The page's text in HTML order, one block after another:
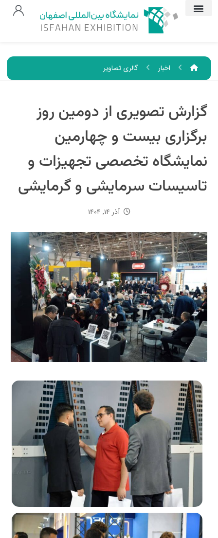
اخبار گالری تصاویر
گزارش تصویری از دومین روز
برگزاری بیست و چهارمین
نمایشگاه تخصصی تجهیزات و
تاسیسات سرمایشی و گرمایشی
آذر ۱۴, ۱۴۰۴